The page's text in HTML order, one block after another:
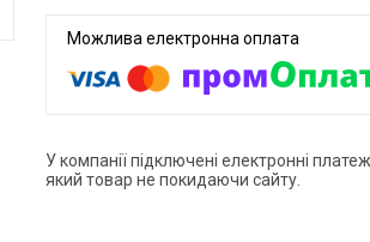
У компанії підключені електронні
який товар не покидаючи сайту.